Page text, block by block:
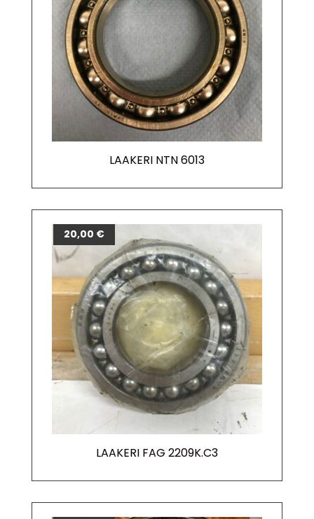
LAAKERI NTN 6013
LAAKERI FAG 2209K.C3
20,00 €